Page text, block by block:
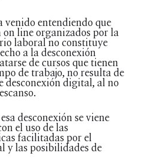
venido entendiendo que
on line organizados por la
laboral no constituye
a la desconexión
de cursos que tienen
de trabajo, no resulta de
desconexión digital, al no
desconexión se viene
el uso de las
facilitadas por el
y las posibilidades de